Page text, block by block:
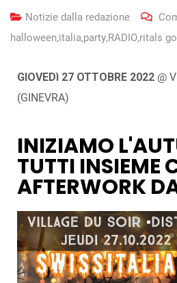
Notizie dalla redazione
halloween,italia,party,RADIO,ritals
GIOVEDì 27 OTTOBRE 2022 @
(GINEVRA)
INIZIAMO
TUTTI INSIEME
AFTERWORK